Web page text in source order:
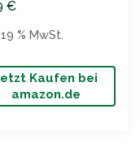
€
Kaufen bei
amazon.de
% MwSt.